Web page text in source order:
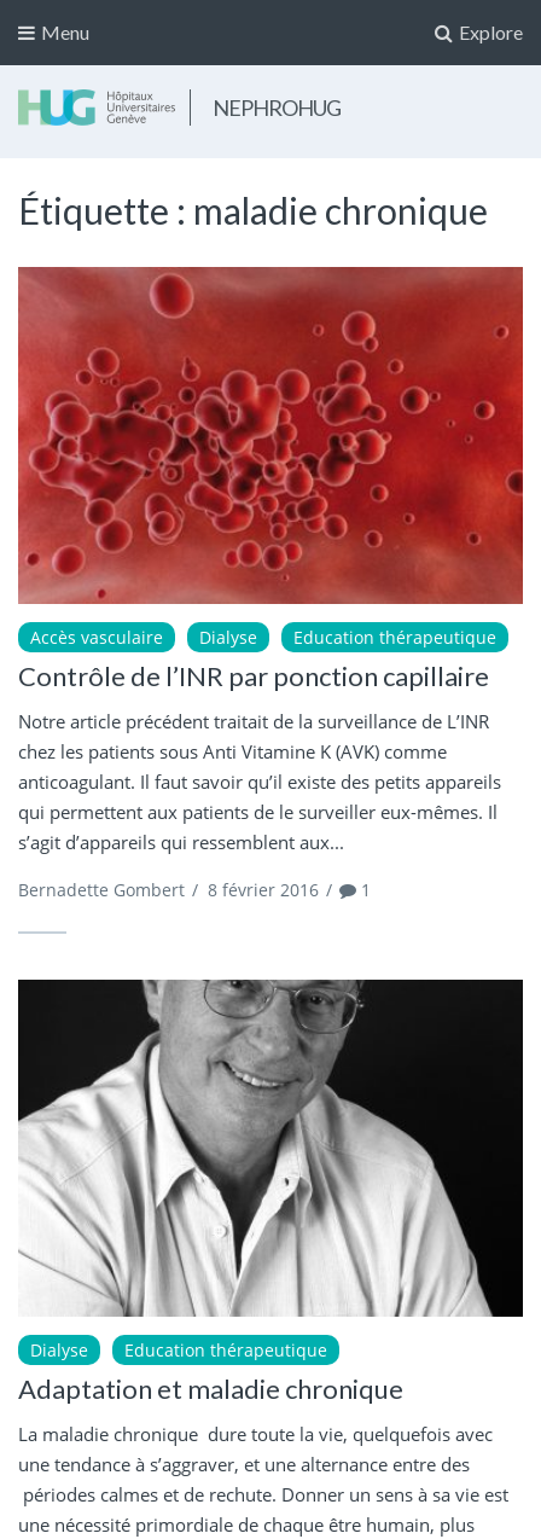
Explore
Menu
NEPHROHUG
Étiquette : maladie chronique
Accès vasculaire Dialyse Education thérapeutique
Contrôle de l’INR par ponction capillaire
Notre article précédent traitait de la surveillance de L’INR
chez les patients sous Anti Vitamine K (AVK) comme
anticoagulant. Il faut savoir qu’il existe des petits appareils
qui permettent aux patients de le surveiller eux-mêmes. Il
s’agit d’appareils qui ressemblent aux...
Bernadette Gombert / 8 février 2016 / 1
Dialyse Education thérapeutique
Adaptation et maladie chronique
La maladie chronique dure toute la vie, quelquefois avec
une tendance à s’aggraver, et une alternance entre des
périodes calmes et de rechute. Donner un sens à sa vie est
une nécessité primordiale de chaque être humain, plus